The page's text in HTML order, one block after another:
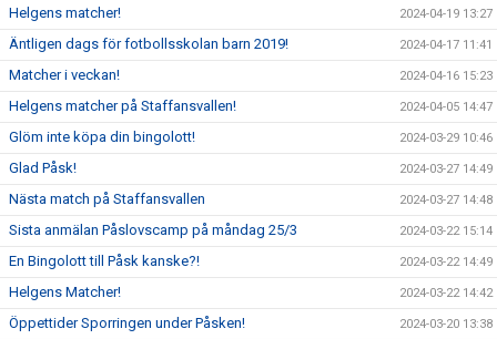
Helgens matcher! 2024-04-19 13:27
Äntligen dags för fotbollsskolan barn 2019! 2024-04-17 11:41
Matcher i veckan! 2024-04-16 15:23
Helgens matcher på Staffansvallen! 2024-04-05 14:47
Glöm inte köpa din bingolott! 2024-03-29 10:46
Glad Påsk! 2024-03-27 14:49
Nästa match på Staffansvallen 2024-03-27 14:48
Sista anmälan Påslovscamp på måndag 25/3 2024-03-22 15:14
En Bingolott till Påsk kanske?! 2024-03-22 14:49
Helgens Matcher! 2024-03-22 14:42
Öppettider Sporringen under Påsken! 2024-03-20 13:38